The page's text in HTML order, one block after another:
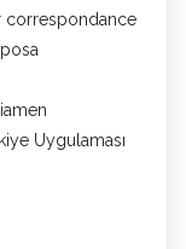
correspondance
Uygulaması